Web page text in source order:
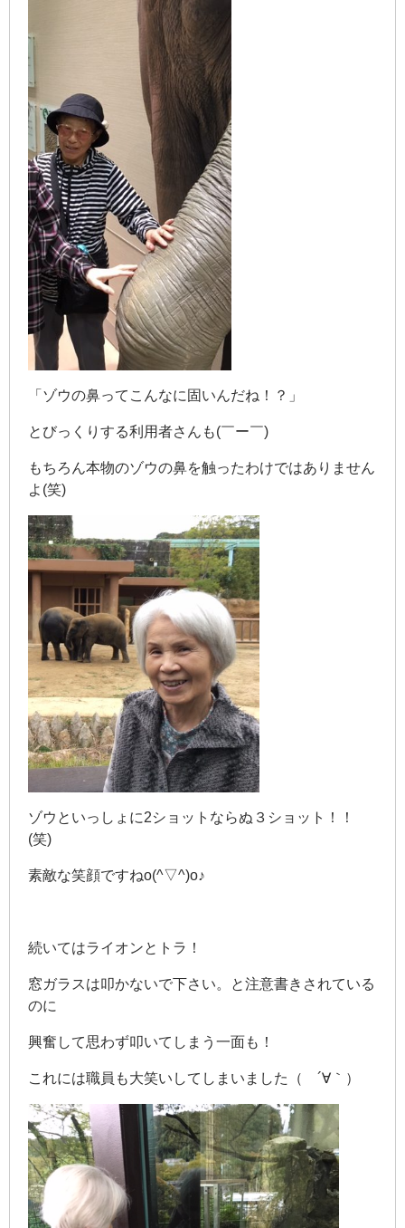
「ゾウの鼻ってこんなに固いんだね！？」
とびっくりする利用者さんも(￣ー￣)
もちろん本物のゾウの鼻を触ったわけではありません
よ(笑)
ゾウといっしょに2ショットならぬ３ショット！！
(笑)
素敵な笑顔ですねo(^▽^)o♪
続いてはライオンとトラ！
窓ガラスは叩かないで下さい。と注意書きされている
のに
興奮して思わず叩いてしまう一面も！
これには職員も大笑いしてしまいました（ ´∀｀）